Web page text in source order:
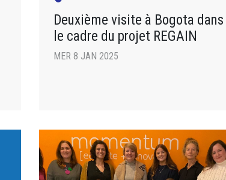
Deuxième visite à Bogota dans
le cadre du projet REGAIN
MER 8 JAN 2025